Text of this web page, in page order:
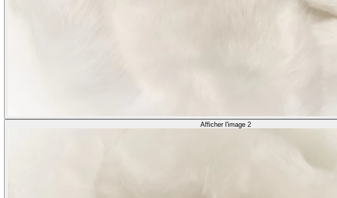
Afficher l'image 2